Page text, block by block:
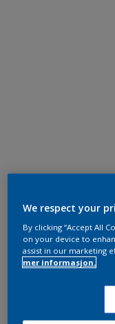
We respect your
By clicking “Accept All
on your device to
assist in our marketing
mer informasjon.